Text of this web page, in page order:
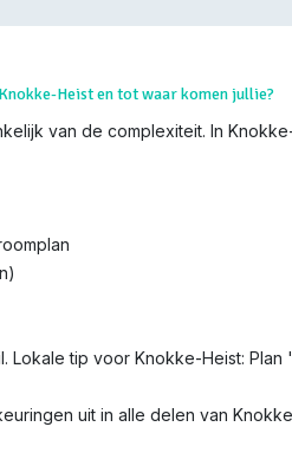
Heist en tot waar komen jullie?
van de complexiteit. In
Lokale tip voor Knokke-Heist:
uit in alle delen van